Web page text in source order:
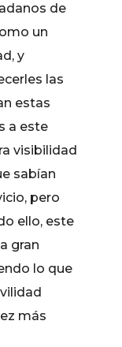
de
un
y
las
estas
a este
visibilidad
sabían
pero
ello, este
gran
lo que
más